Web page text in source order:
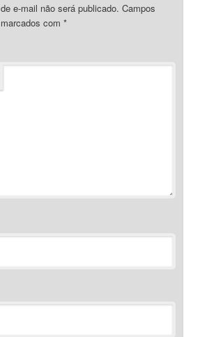
e-mail não será publicado. Campos
com*